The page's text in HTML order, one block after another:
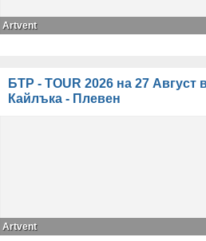
Artvent
БТР - TOUR 2026 на 27 Август
Кайлъка - Плевен
Artvent